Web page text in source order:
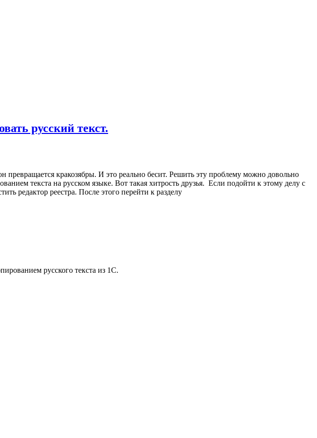
русский текст.
превращается кракозябры. И это реально бесит. Решить эту проблему можно довольно
текста на русском языке. Вот такая хитрость друзья. Если подойти к этому делу с
редактор реестра. После этого перейти к разделу
русского текста из 1С.